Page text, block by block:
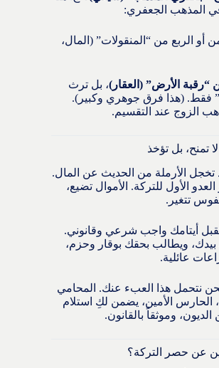
المذهب الجعفري:
أو الربع من “المنقولات” (المال،
“رقبة الأرض” (العقار)، بل ترث
فقط. (هذا فرق جوهري وكبير).
الزوج عند التقسيم.
تمنح، بل تؤخذ
الأرملة من الحديث عن المال.
الأول للتركة. الأموال تضيع،
تتغير.
أيتامك واجب شرعي وقانوني.
ويطالب بحقك بوقار وحزم،
عائلية.
نتحمل هذا العبء عنك. المحامي
، الحارس الأمين، يضمن لكِ استلام
وموثقاً بالقانون.
عن حصر التركة؟